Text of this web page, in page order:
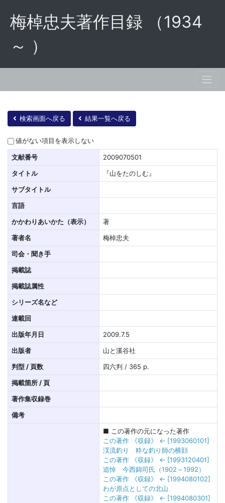
梅棹忠夫著作目録 （1934
～ ）
検索画面へ戻る 結果一覧へ戻る
値がない項目を表示しない
文献番号
2009070501
タイトル
『山をたのしむ』
サブタイトル
言語
かかわりあいかた（表示）
著
著者名
梅棹忠夫
司会・聞き手
掲載誌
掲載誌属性
シリーズ名など
連載回
出版年月日
2009.7.5
出版者
山と溪谷社
判型 / 頁数
四六判 / 365 p.
掲載箇所 / 頁
著作集収録巻
備考
■ この著作の元になった著作
この著作 《収録》 ← [1993060101]
渓流釣り 粋な釣り師の横顔
この著作 《収録》 ← [1993120401]
追悼 今西錦司氏（1902～1992）
この著作 《収録》 ← [1994080102]
わが原点としての北山
この著作 《収録》 ← [1994080301]